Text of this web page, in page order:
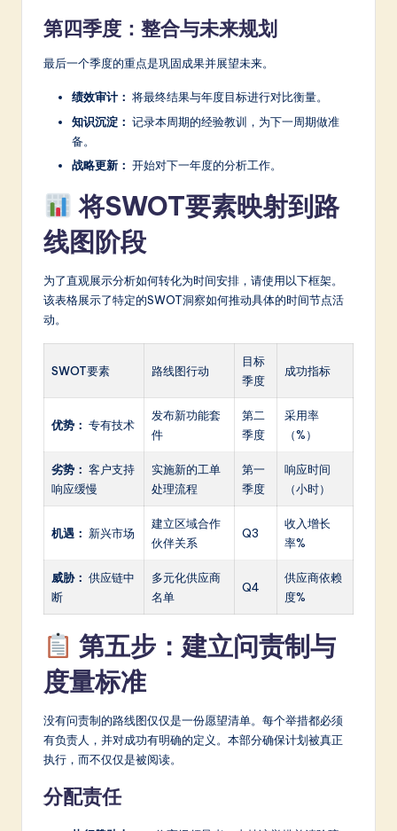
第四季度：整合与未来规划
最后一个季度的重点是巩固成果并展望未来。
绩效审计： 将最终结果与年度目标进行对比衡量。
知识沉淀： 记录本周期的经验教训，为下一周期做准
备。
战略更新： 开始对下一年度的分析工作。
将SWOT要素映射到路
线图阶段
为了直观展示分析如何转化为时间安排，请使用以下框架。
该表格展示了特定的SWOT洞察如何推动具体的时间节点活
动。
SWOT要素 路线图行动
目标
季度
成功指标
优势： 专有技术
发布新功能套
件
第二
季度
采用率
（%）
劣势： 客户支持
响应缓慢
实施新的工单
处理流程
第一
季度
响应时间
（小时）
机遇： 新兴市场
建立区域合作
伙伴关系
Q3
收入增长
率%
威胁： 供应链中
断
多元化供应商
名单
Q4
供应商依赖
度%
第五步：建立问责制与
度量标准
没有问责制的路线图仅仅是一份愿望清单。每个举措都必须
有负责人，并对成功有明确的定义。本部分确保计划被真正
执行，而不仅仅是被阅读。
分配责任